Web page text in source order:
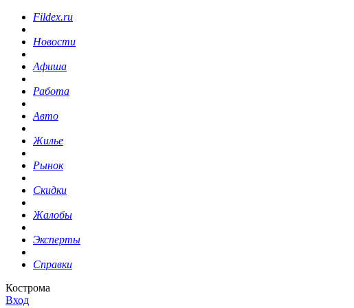
Fildex.ru
Новости
Афиша
Работа
Авто
Жилье
Рынок
Скидки
Жалобы
Эксперты
Справки
Кострома
Вход